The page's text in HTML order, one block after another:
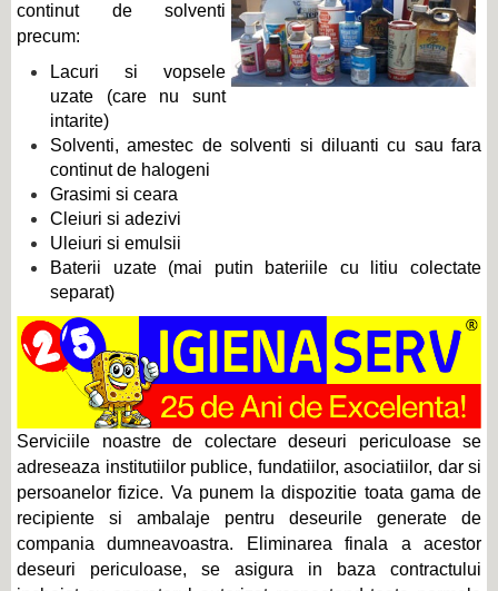
continut de solventi
precum:
Lacuri si vopsele
uzate (care nu sunt
intarite)
Solventi, amestec de solventi si diluanti cu sau fara
continut de halogeni
Grasimi si ceara
Cleiuri si adezivi
Uleiuri si emulsii
Baterii uzate (mai putin bateriile cu litiu colectate
separat)
Serviciile noastre de colectare deseuri periculoase se
adreseaza institutiilor publice, fundatiilor, asociatiilor, dar si
persoanelor fizice. Va punem la dispozitie toata gama de
recipiente si ambalaje pentru deseurile generate de
compania dumneavoastra. Eliminarea finala a acestor
deseuri periculoase, se asigura in baza contractului